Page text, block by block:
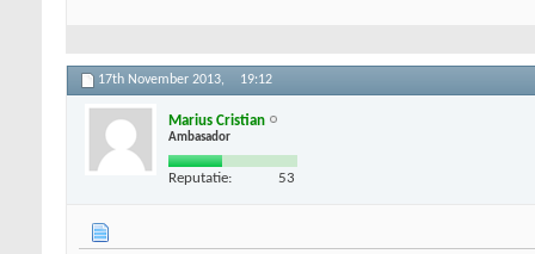
17th November 2013, 19:12
Marius Cristian
Ambasador
Reputatie: 53